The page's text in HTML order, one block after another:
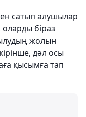
сатып алушылар
оларды біраз
жолын
дәл осы
қысымға тап